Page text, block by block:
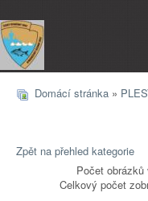
Domácí stránka »
Zpět na přehled kategorie
Počet
Celkový počet